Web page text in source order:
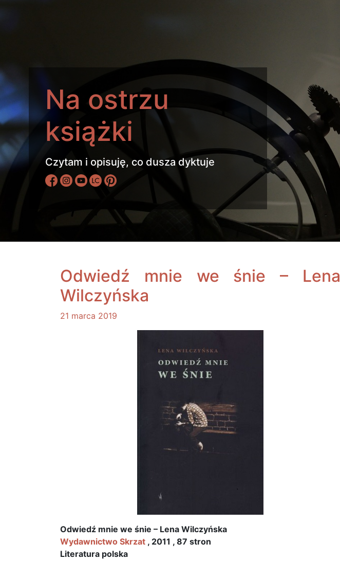
Na ostrzu
książki
Czytam i opisuję, co dusza dyktuje
Odwiedź mnie we śnie – Lena
Wilczyńska
21 marca 2019
Odwiedź mnie we śnie – Lena Wilczyńska
Wydawnictwo Skrzat , 2011 , 87 stron
Literatura polska